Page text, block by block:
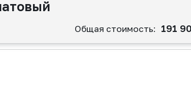
Общая стоимость: 191